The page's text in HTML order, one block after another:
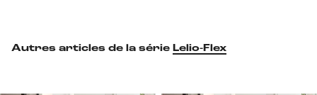
Autres articles de la série Lelio-Flex